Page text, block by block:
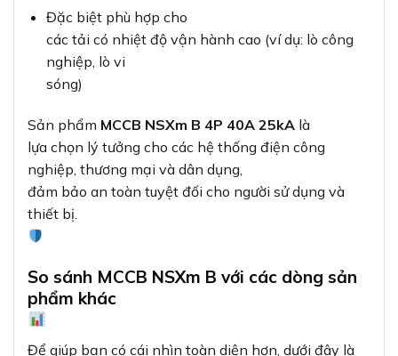
Đặc biệt phù hợp cho
các tải có nhiệt độ vận hành cao (ví dụ: lò công
nghiệp, lò vi
sóng)
Sản phẩm MCCB NSXm B 4P 40A 25kA là
lựa chọn lý tưởng cho các hệ thống điện công
nghiệp, thương mại và dân dụng,
đảm bảo an toàn tuyệt đối cho người sử dụng và
thiết bị.
So sánh MCCB NSXm B với các dòng sản
phẩm khác
Để giúp bạn có cái nhìn toàn diện hơn, dưới đây là